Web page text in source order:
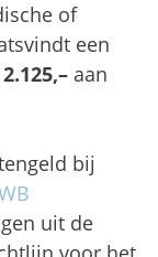
of
een
aan
bij
uit de